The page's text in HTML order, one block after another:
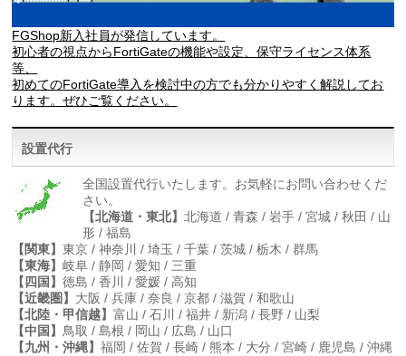
FGShop新入社員が発信しています。
初心者の視点からFortiGateの機能や設定、保守ライセンス体系
等、
初めてのFortiGate導入を検討中の方でも分かりやすく解説してお
ります。ぜひご覧ください。
設置代行
全国設置代行いたします。お気軽にお問い合わせくだ
さい。
【北海道・東北】北海道 / 青森 / 岩手 / 宮城 / 秋田 / 山
形 / 福島
【関東】東京 / 神奈川 / 埼玉 / 千葉 / 茨城 / 栃木 / 群馬
【東海】岐阜 / 静岡 / 愛知 / 三重
【四国】徳島 / 香川 / 愛媛 / 高知
【近畿圏】 大阪 / 兵庫 / 奈良 / 京都 / 滋賀 / 和歌山
【北陸・甲信越】富山 / 石川 / 福井 / 新潟 / 長野 / 山梨
【中国】鳥取 / 島根 / 岡山 / 広島 / 山口
【九州・沖縄】福岡 / 佐賀 / 長崎 / 熊本 / 大分 / 宮崎 / 鹿児島 / 沖縄